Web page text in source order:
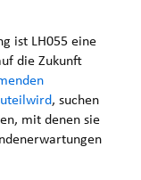
ist LH055 eine
die Zukunft
, suchen
mit denen sie